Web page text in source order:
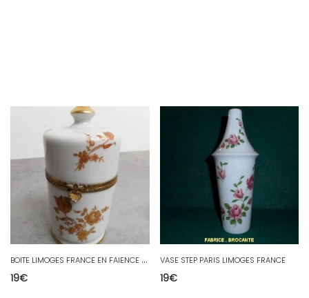
B
OITE LIMOGES FRANCE EN FAIENCE ET LAITON
19€
VASE STEP PARIS LIMOGES FRANCE
19€